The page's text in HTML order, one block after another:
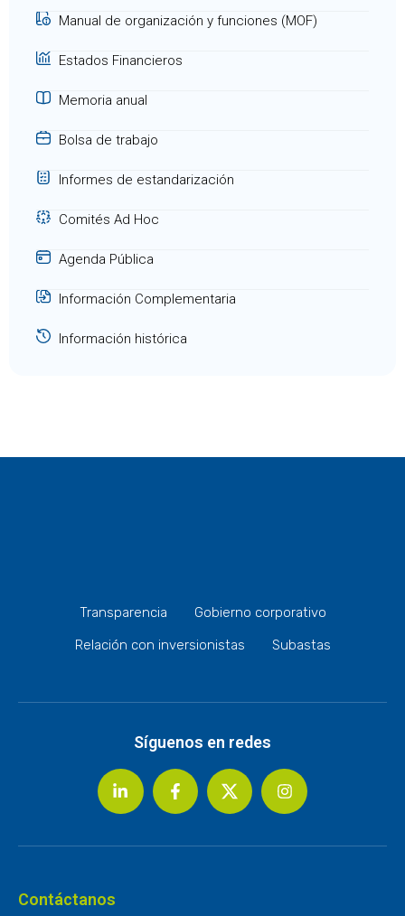
Manual de organización y funciones (MOF)
Estados Financieros
Memoria anual
Bolsa de trabajo
Informes de estandarización
Comités Ad Hoc
Agenda Pública
Información Complementaria
Información histórica
Transparencia
Gobierno corporativo
Relación con inversionistas
Subastas
Síguenos en redes
Contáctanos